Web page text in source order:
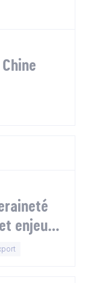
enjeux